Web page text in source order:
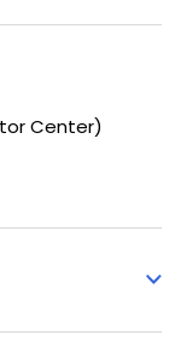
Center)